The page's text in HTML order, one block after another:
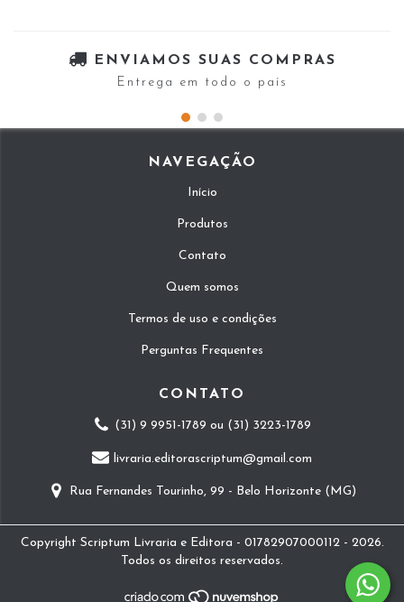
ENVIAMOS SUAS COMPRAS
Entrega em todo o país
NAVEGAÇÃO
Início
Produtos
Contato
Quem somos
Termos de uso e condições
Perguntas Frequentes
CONTATO
(31) 9 9951-1789 ou (31) 3223-1789
livraria.editorascriptum@gmail.com
Rua Fernandes Tourinho, 99 - Belo Horizonte (MG)
Copyright Scriptum Livraria e Editora - 01782907000112 - 2026.
Todos os direitos reservados.